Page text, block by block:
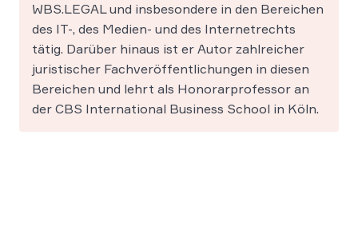
WBS.LEGAL und insbesondere in den Bereichen
des IT-, des Medien- und des Internetrechts
tätig. Darüber hinaus ist er Autor zahlreicher
juristischer Fachveröffentlichungen in diesen
Bereichen und lehrt als Honorarprofessor an
der CBS International Business School in Köln.